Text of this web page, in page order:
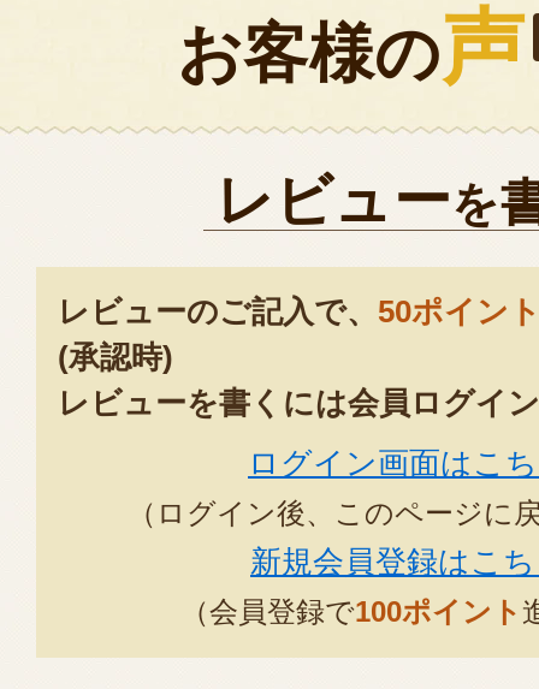
お客様の声
レビューを
レビューのご記入で、 50ポイン
(承認時)
レビューを書くには会員ログイ
ログイン画面はこ
（ログイン後、このページに
新規会員登録はこ
（会員登録で100ポイント